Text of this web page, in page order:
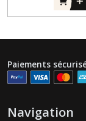
Paiements
Navigation